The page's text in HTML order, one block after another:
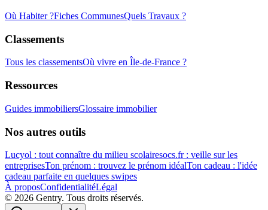
Où Habiter ?Fiches CommunesQuels Travaux ?
Classements
Tous les classementsOù vivre en Île-de-France ?
Ressources
Guides immobiliersGlossaire immobilier
Nos autres outils
Lucyol : tout connaître du milieu scolairesocs.fr : veille sur les
entreprisesTon prénom : trouvez le prénom idéalTon cadeau : l'idée
cadeau parfaite en quelques swipes
À proposConfidentialitéLégal
© 2026 Gentry. Tous droits réservés.